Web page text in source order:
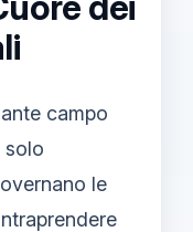
campo
solo
le